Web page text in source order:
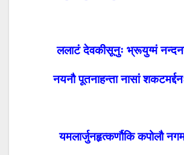
ललाटं देवकीसूनुः भ्रूयुग्मं
नयनौ पूतनाहन्ता नासां
यमलार्जुनहृत्कर्णौकि कपोलौ